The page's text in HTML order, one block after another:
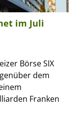
im Juli
Börse SIX
dem
Franken